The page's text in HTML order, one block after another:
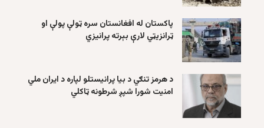
پاکستان له افغانستان سره ټولې پولې او
ټرانزیټي لارې بېرته پرانیزي
د هرمز تنګي د بیا پرانیستلو لپاره د ایران ملي
امنیت شورا شپږ شرطونه ټاکلي